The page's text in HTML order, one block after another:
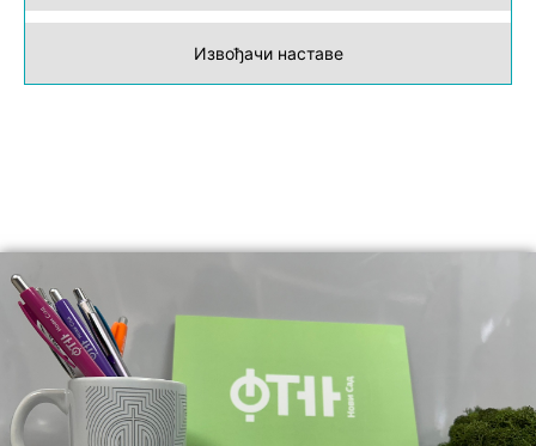
Извођачи наставе